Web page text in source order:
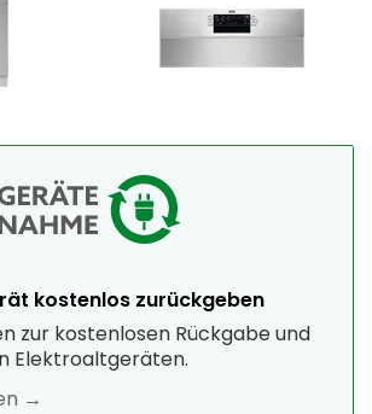
kostenlos zurückgeben
zur kostenlosen Rückgabe und
Elektroaltgeräten.
→